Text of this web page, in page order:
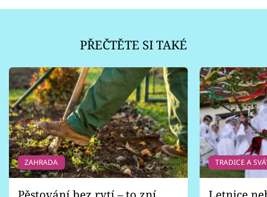
PŘEČTĚTE SI TAKÉ
ZAHRADA
Pěstování bez rytí – to zní
TRADICE A
Letnice